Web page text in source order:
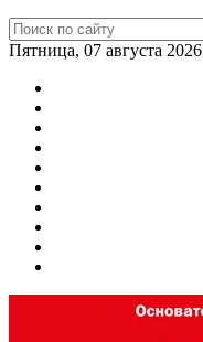
Пятница, 07 августа 2026